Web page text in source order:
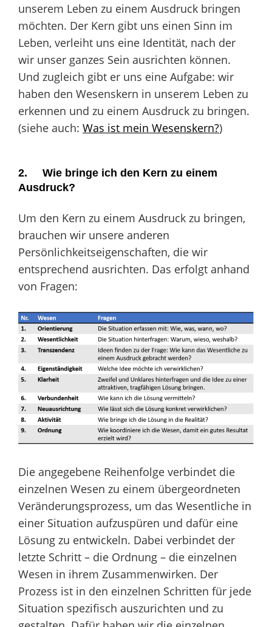
unserem Leben zu einem Ausdruck bringen
möchten. Der Kern gibt uns einen Sinn im
Leben, verleiht uns eine Identität, nach der
wir unser ganzes Sein ausrichten können.
Und zugleich gibt er uns eine Aufgabe: wir
haben den Wesenskern in unserem Leben zu
erkennen und zu einem Ausdruck zu bringen.
(siehe auch: Was ist mein Wesenskern?)
2. Wie bringe ich den Kern zu einem
Ausdruck?
Um den Kern zu einem Ausdruck zu bringen,
brauchen wir unsere anderen
Persönlichkeitseigenschaften, die wir
entsprechend ausrichten. Das erfolgt anhand
von Fragen:
Die angegebene Reihenfolge verbindet die
einzelnen Wesen zu einem übergeordneten
Veränderungsprozess, um das Wesentliche in
einer Situation aufzuspüren und dafür eine
Lösung zu entwickeln. Dabei verbindet der
letzte Schritt – die Ordnung – die einzelnen
Wesen in ihrem Zusammenwirken. Der
Prozess ist in den einzelnen Schritten für jede
Situation spezifisch auszurichten und zu